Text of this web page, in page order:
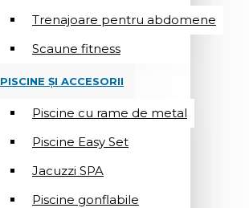
Trenajoare pentru abdomene
Scaune fitness
PISCINE ȘI ACCESORII
Piscine cu rame de metal
Piscine Easy Set
Jacuzzi SPA
Piscine gonflabile